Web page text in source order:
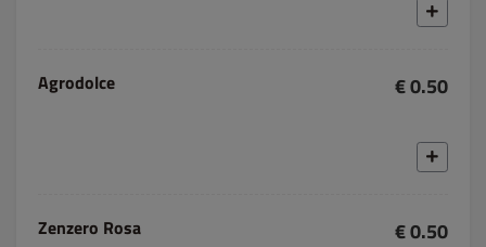
Agrodolce € 0.50
Zenzero Rosa € 0.50